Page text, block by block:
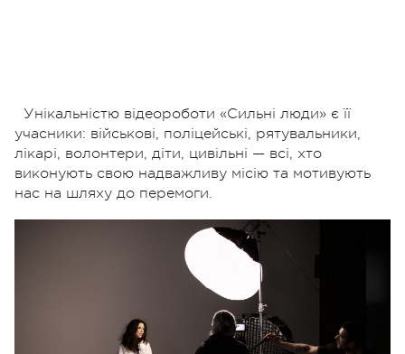
Унікальністю відеороботи «Сильні люди» є її
учасники: військові, поліцейські, рятувальники,
лікарі, волонтери, діти, цивільні — всі, хто
виконують свою надважливу місію та мотивують
нас на шляху до перемоги.